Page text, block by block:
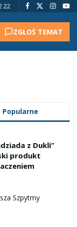
22
ZGŁOŚ TEMAT
Popularne
z Dukli”
produkt
Szpytmy